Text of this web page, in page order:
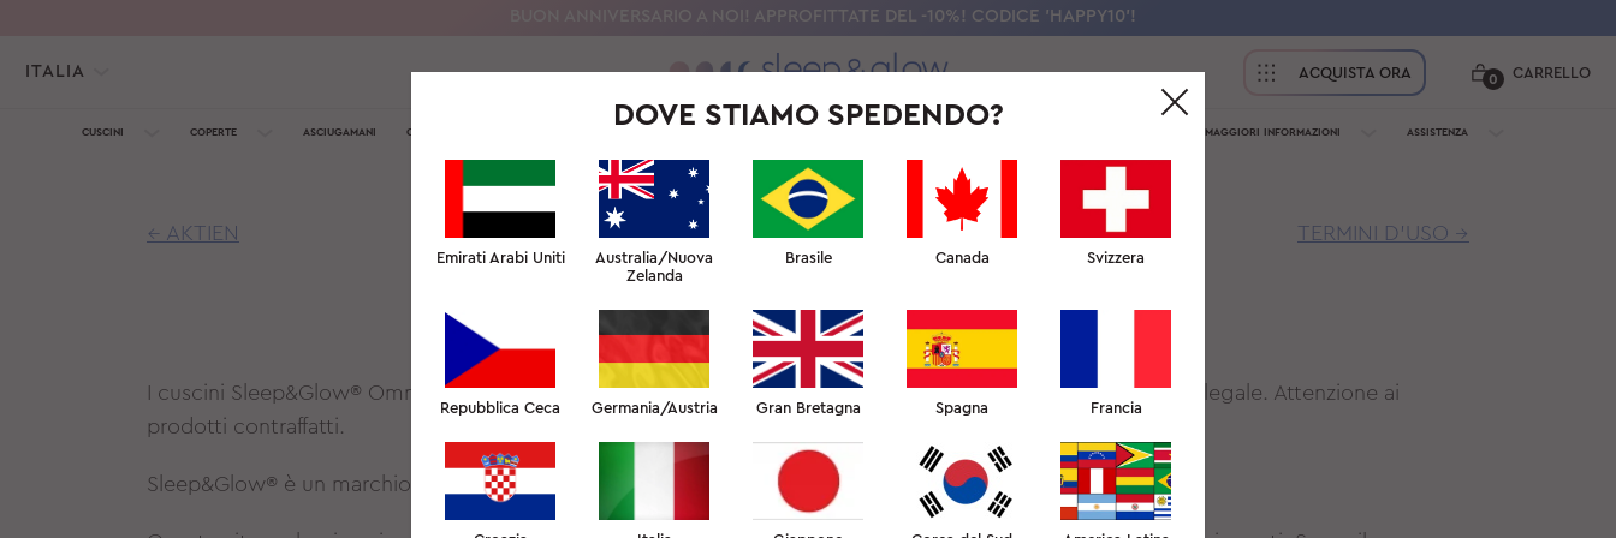
BUON ANNIVERSARIO A NOI! APPROFITTATE DEL -10%! CODICE 'HAPPY10'!
ITALIA ACQUISTA ORA CARRELLO
0
CUSCINI COPERTE ASCIUGAMANI COLLEZIONE IN SETA MAGGIORI INFORMAZIONI ASSISTENZA
← AKTIEN TERMINI D'USO →
TERMINI D'USO
I cuscini Sleep&Glow® Omnia e Aula sono protetti da brevetto e la produzione di copie di questi prodotti è illegale. Attenzione ai
prodotti contraffatti.
Sleep&Glow® è un marchio registrato, protetto dalla legge.
DOVE STIAMO SPEDENDO?
Emirati Arabi Uniti
Australia/Nuova
Zelanda
Brasile Canada Svizzera
Repubblica Ceca Germania/Austria Gran Bretagna Spagna Francia